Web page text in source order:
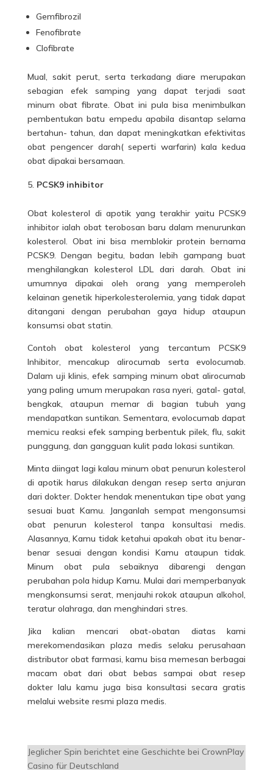
Gemfibrozil
Fenofibrate
Clofibrate
Mual, sakit perut, serta terkadang diare merupakan
sebagian efek samping yang dapat terjadi saat
minum obat fibrate. Obat ini pula bisa menimbulkan
pembentukan batu empedu apabila disantap selama
bertahun- tahun, dan dapat meningkatkan efektivitas
obat pengencer darah( seperti warfarin) kala kedua
obat dipakai bersamaan.
PCSK9 inhibitor
Obat kolesterol di apotik yang terakhir yaitu PCSK9
inhibitor ialah obat terobosan baru dalam menurunkan
kolesterol. Obat ini bisa memblokir protein bernama
PCSK9. Dengan begitu, badan lebih gampang buat
menghilangkan kolesterol LDL dari darah. Obat ini
umumnya dipakai oleh orang yang memperoleh
kelainan genetik hiperkolesterolemia, yang tidak dapat
ditangani dengan perubahan gaya hidup ataupun
konsumsi obat statin.
Contoh obat kolesterol yang tercantum PCSK9
Inhibitor, mencakup alirocumab serta evolocumab.
Dalam uji klinis, efek samping minum obat alirocumab
yang paling umum merupakan rasa nyeri, gatal- gatal,
bengkak, ataupun memar di bagian tubuh yang
mendapatkan suntikan. Sementara, evolocumab dapat
memicu reaksi efek samping berbentuk pilek, flu, sakit
punggung, dan gangguan kulit pada lokasi suntikan.
Minta diingat lagi kalau minum obat penurun kolesterol
di apotik harus dilakukan dengan resep serta anjuran
dari dokter. Dokter hendak menentukan tipe obat yang
sesuai buat Kamu. Janganlah sempat mengonsumsi
obat penurun kolesterol tanpa konsultasi medis.
Alasannya, Kamu tidak ketahui apakah obat itu benar-
benar sesuai dengan kondisi Kamu ataupun tidak.
Minum obat pula sebaiknya dibarengi dengan
perubahan pola hidup Kamu. Mulai dari memperbanyak
mengkonsumsi serat, menjauhi rokok ataupun alkohol,
teratur olahraga, dan menghindari stres.
Jika kalian mencari obat-obatan diatas kami
merekomendasikan plaza medis selaku perusahaan
distributor obat farmasi, kamu bisa memesan berbagai
macam obat dari obat bebas sampai obat resep
dokter lalu kamu juga bisa konsultasi secara gratis
melalui website resmi plaza medis.
Jeglicher Spin berichtet eine Geschichte bei CrownPlay
Casino für Deutschland